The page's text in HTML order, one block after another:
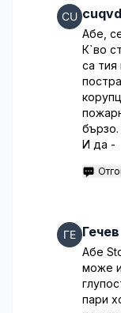
Абе,
К`во
са
бързо.
И да -
Гечев
Абе
може
пари